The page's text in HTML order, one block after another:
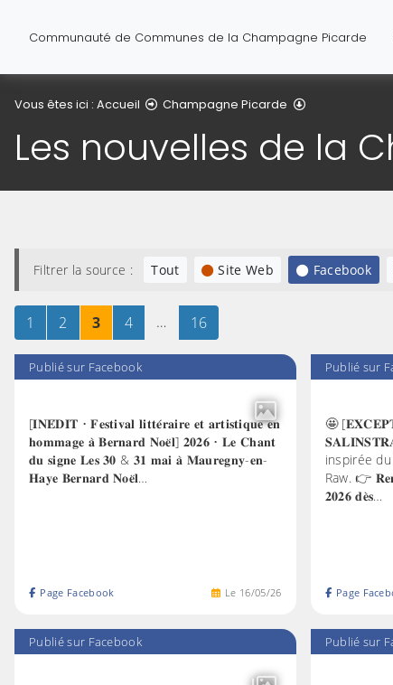
Communauté de Communes de la Champagne Picarde
Vous êtes ici : Accueil Champagne Picarde
Les nouvelles de la
Filtrer la source : Tout Site Web Facebook
Page
1 sur 16Page
2 sur 16Page
3sur 16Page
4sur 16
… Page
16sur 16
Publié sur Facebook
[𝐈𝐍𝐄́𝐃𝐈𝐓 • 𝐅𝐞𝐬𝐭𝐢𝐯𝐚𝐥 𝐥𝐢𝐭𝐭𝐞́𝐫𝐚𝐢𝐫𝐞 𝐞𝐭 𝐚𝐫𝐭𝐢𝐬𝐭𝐢𝐪𝐮𝐞 𝐞𝐧
𝐡𝐨𝐦𝐦𝐚𝐠𝐞 𝐚̀ 𝐁𝐞𝐫𝐧𝐚𝐫𝐝 𝐍𝐨𝐞̈𝐥] 𝟐𝟎𝟐𝟔 • 𝐋𝐞 𝐂𝐡𝐚𝐧𝐭
𝐝𝐮 𝐬𝐢𝐠𝐧𝐞 𝐋𝐞𝐬 𝟑𝟎 & 𝟑𝟏 𝐦𝐚𝐢 𝐚̀ 𝐌𝐚𝐮𝐫𝐞𝐠𝐧𝐲-𝐞𝐧-
𝐇𝐚𝐲𝐞 𝐁𝐞𝐫𝐧𝐚𝐫𝐝 𝐍𝐨𝐞̈𝐥…
Le 16/05/26
Page Facebook
Publié sur
🤩
inspirée
Raw. 👉
𝟐𝟎𝟐𝟔 𝐝𝐞̀𝐬…
Page
Publié sur Facebook Publié sur